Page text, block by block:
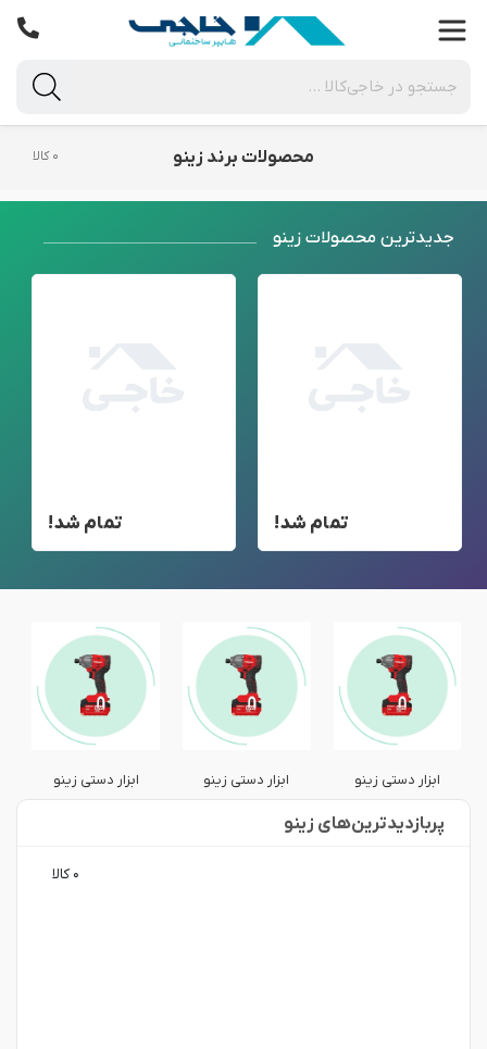
محصولات برند زینو ۰ کالا
جدید‌ترین محصولات زینو
تمام شد! تمام شد!
ابزار دستی زینو ابزار دستی زینو ابزار دستی زینو
پربازدید‌ترین‌های زینو
۰ کالا